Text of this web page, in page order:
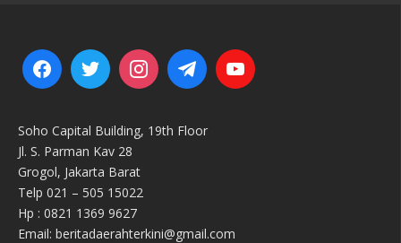
Soho Capital Building, 19th Floor
Jl. S. Parman Kav 28
Grogol, Jakarta Barat
Telp 021 – 505 15022
Hp : 0821 1369 9627
Email: beritadaerahterkini@gmail.com